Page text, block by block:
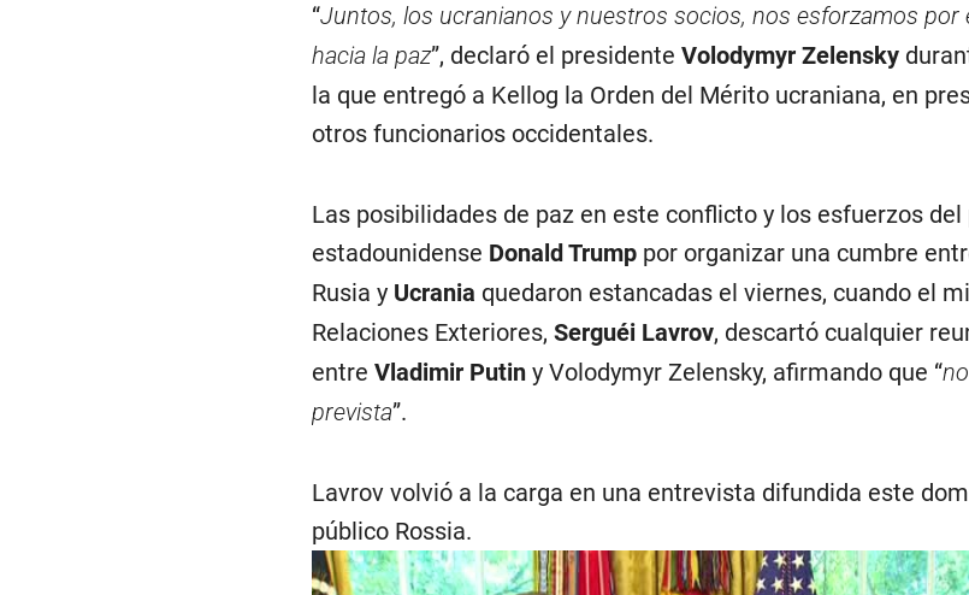
“Juntos, los ucranianos y nuestros socios, nos esforzamos por
hacia la paz”, declaró el presidente Volodymyr Zelensky
la que entregó a Kellog la Orden del Mérito ucraniana, en
otros funcionarios occidentales.
Las posibilidades de paz en este conflicto y los esfuerzos
estadounidense Donald Trumppor organizar una cumbre
Rusia y Ucrania quedaron estancadas el viernes, cuando el
Relaciones Exteriores, Serguéi Lavrov, descartó cualquier
entre Vladimir Putiny Volodymyr Zelensky, afirmando que “
prevista”.
Lavrov volvió a la carga en una entrevista difundida este
público Rossia.